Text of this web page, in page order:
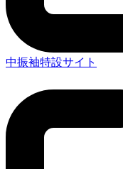
中振袖特設サイト